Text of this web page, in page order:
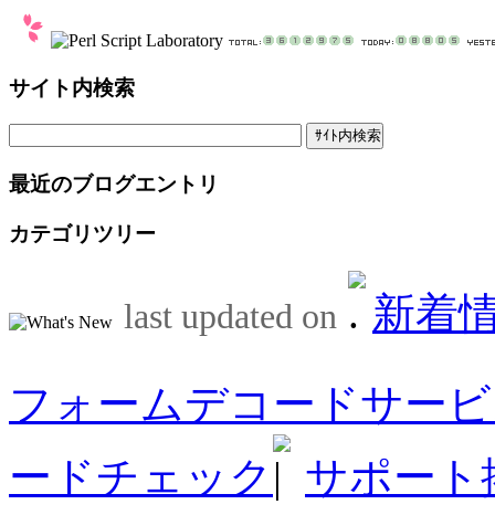
サイト内検索
最近のブログエントリ
カテゴリツリー
last updated on
新着
フォームデコードサー
ードチェック
サポート